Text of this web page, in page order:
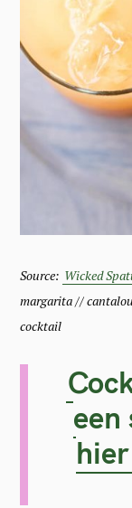
Source: Wicked
margarita //
cocktail
een